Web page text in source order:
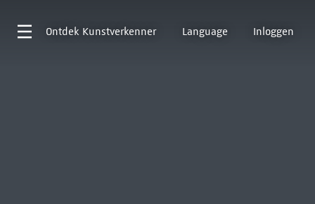
Ontdek Kunstverkenner Language Inloggen